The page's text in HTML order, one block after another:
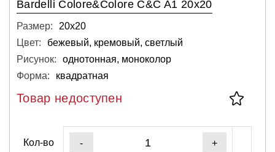
Bardelli Colore&Colore C&C A1 20x20
Размер:
20х20
Цвет:
бежевый, кремовый, светлый
Рисунок:
однотонная, моноколор
Форма:
квадратная
Товар недоступен
Кол-во - +